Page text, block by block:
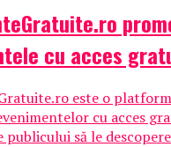
cu acces
este o
cu acces
publicului să le